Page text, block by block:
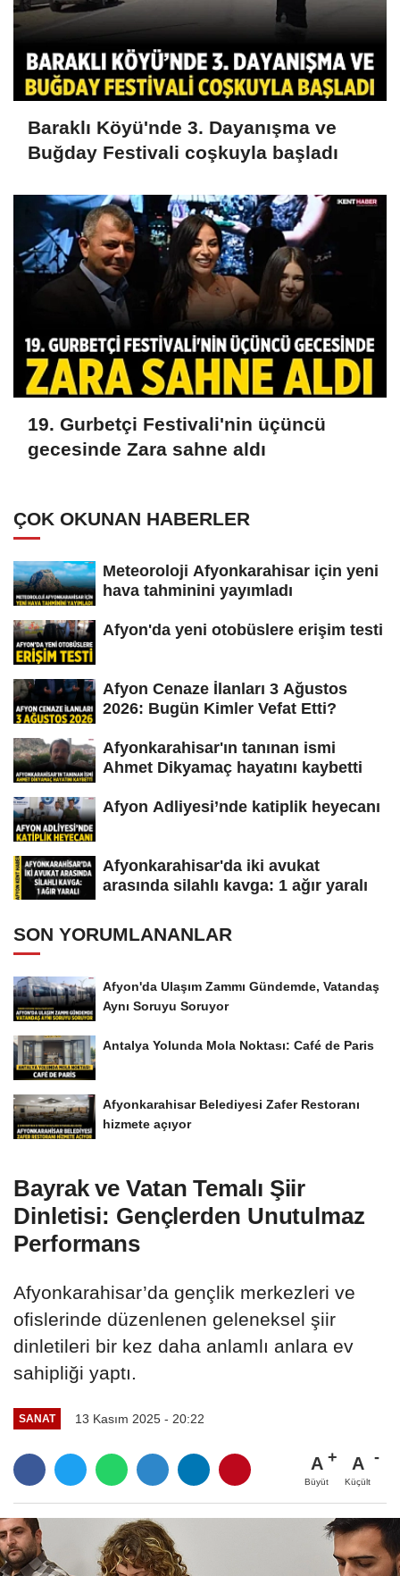
Baraklı Köyü'nde 3. Dayanışma ve
Buğday Festivali coşkuyla başladı
19. Gurbetçi Festivali'nin üçüncü
gecesinde Zara sahne aldı
ÇOK OKUNAN HABERLER
Meteoroloji Afyonkarahisar için yeni
hava tahminini yayımladı
Afyon'da yeni otobüslere erişim testi
Afyon Cenaze İlanları 3 Ağustos
2026: Bugün Kimler Vefat Etti?
Afyonkarahisar'ın tanınan ismi
Ahmet Dikyamaç hayatını kaybetti
Afyon Adliyesi’nde katiplik heyecanı
Afyonkarahisar'da iki avukat
arasında silahlı kavga: 1 ağır yaralı
SON YORUMLANANLAR
Afyon'da Ulaşım Zammı Gündemde, Vatandaş
Aynı Soruyu Soruyor
Antalya Yolunda Mola Noktası: Café de Paris
Afyonkarahisar Belediyesi Zafer Restoranı
hizmete açıyor
Bayrak ve Vatan Temalı Şiir
Dinletisi: Gençlerden Unutulmaz
Performans
Afyonkarahisar’da gençlik merkezleri ve
ofislerinde düzenlenen geleneksel şiir
dinletileri bir kez daha anlamlı anlara ev
sahipliği yaptı.
SANAT 13 Kasım 2025 - 20:22
A
Büyüt
A
Küçült